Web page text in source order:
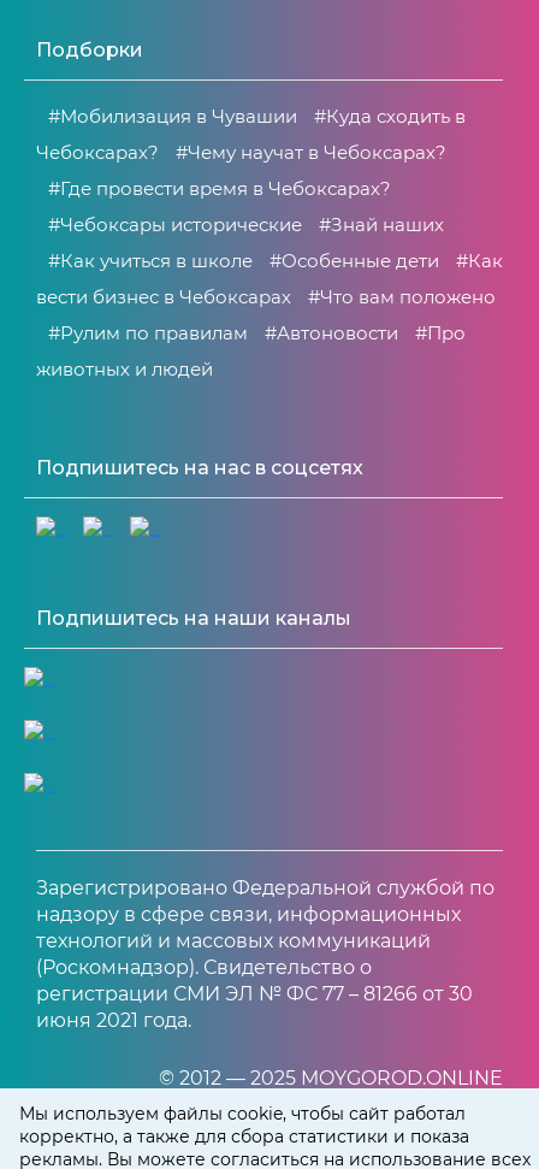
Мы используем файлы cookie, чтобы сайт работал
корректно, а также для сбора статистики и показа
рекламы. Вы можете согласиться на использование всех
Подборки
#Мобилизация в Чувашии
#Куда сходить в
Чебоксарах?
#Чему научат в Чебоксарах?
#Где провести время в Чебоксарах?
#Чебоксары исторические
#Знай наших
#Как учиться в школе
#Особенные дети
#Как
вести бизнес в Чебоксарах
#Что вам положено
#Рулим по правилам
#Автоновости
#Про
животных и людей
Подпишитесь на нас в соцсетях
Подпишитесь на наши каналы
Зарегистрировано Федеральной службой по
надзору в сфере связи, информационных
технологий и массовых коммуникаций
(Роскомнадзор). Свидетельство о
регистрации СМИ ЭЛ № ФС 77 – 81266 от 30
июня 2021 года.
© 2012 — 2025 MOYGOROD.ONLINE